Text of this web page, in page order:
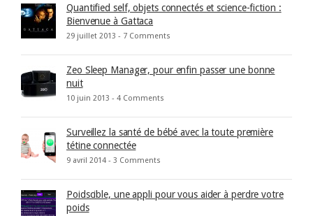
Quantified self, objets connectés et science-fiction :
Bienvenue à Gattaca
29 juillet 2013 - 7 Comments
Zeo Sleep Manager, pour enfin passer une bonne
nuit
10 juin 2013 - 4 Comments
Surveillez la santé de bébé avec la toute première
tétine connectée
9 avril 2014 - 3 Comments
Poidscible, une appli pour vous aider à perdre votre
poids